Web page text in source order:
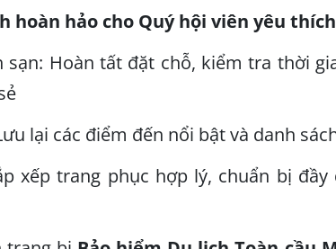
hoàn hảo cho Quý hội viên yêu
sạn: Hoàn tất đặt chỗ, kiểm tra thời
lại các điểm đến nổi bật và danh
xếp trang phục hợp lý, chuẩn bị